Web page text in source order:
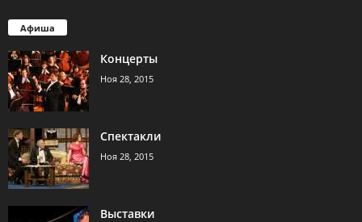
Афиша
Концерты
Ноя 28, 2015
Спектакли
Ноя 28, 2015
Выставки